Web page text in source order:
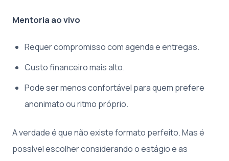
Mentoria ao vivo
Requer compromisso com agenda e entregas.
Custo financeiro mais alto.
Pode ser menos confortável para quem prefere
anonimato ou ritmo próprio.
A verdade é que não existe formato perfeito. Mas é
possível escolher considerando o estágio e as